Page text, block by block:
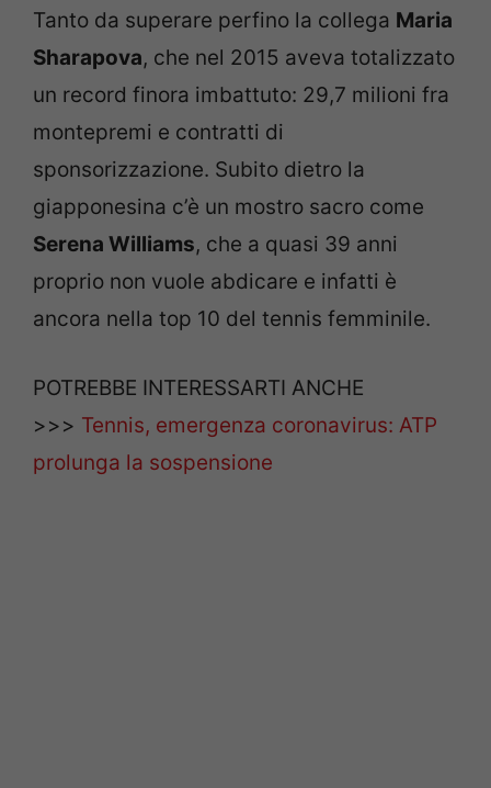
Tanto da superare perfino la collega Maria
Sharapova, che nel 2015 aveva totalizzato
un record finora imbattuto: 29,7 milioni fra
montepremi e contratti di
sponsorizzazione. Subito dietro la
giapponesina c’è un mostro sacro come
Serena Williams, che a quasi 39 anni
proprio non vuole abdicare e infatti è
ancora nella top 10 del tennis femminile.
POTREBBE INTERESSARTI ANCHE
>>> Tennis, emergenza coronavirus: ATP
prolunga la sospensione